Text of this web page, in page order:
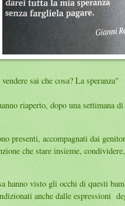
sai che cosa? La speranza"
riaperto, dopo una settimana di
presenti, accompagnati dai
che stare insieme,
hanno visto gli occhi di questi
anche dalle espressioni